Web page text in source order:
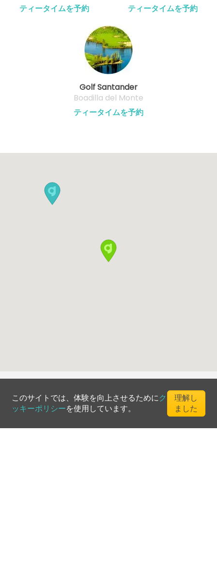
ティータイムを予約
ティータイムを予約
Golf Santander
Boadilla del Monte
ティータイムを予約
All Rights Reserved
このサイトでは、体験を向上させるためにク
ッキーポリシーを使用しています。
理解し
ました